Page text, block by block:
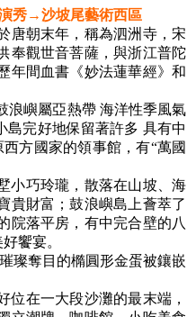
秀→沙坡尾藝術西區
唐朝末年，稱為泗洲寺，宋
奉觀世音菩薩，與浙江普陀
年間血書《妙法蓮華經》和
浪嶼屬亞熱帶 海洋性季風氣
島完好地保留著許多 具有中
方國家的領事館，有“萬國
小巧玲瓏，散落在山坡、海
貴財富；鼓浪嶼島上薈萃了
院落平房，有中完合壁的八
饗宴。
璨奪目的橢圓形金蛋被鑲嵌
位在一大段沙灘的最末端，